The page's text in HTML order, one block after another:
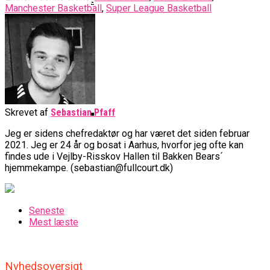
Bakken Bears Åbner FIBA Europe
Imponerede Stort I Debut I Youth
Gruppespil
Basketball Champions League
Danske Tobias Jensen Skal Møde
Portland Trail Blazers I NBA-
Kamp
Vanvittigt Overtidsdrama Mod
Medie: Lebron James Vil Stå I
Spidsen For USA Ved OL 2024
Basketligaen
Medlemstal I Dansk Basket Boomer:
Fremgang For 12. År I Træk
Manchester Basketball, Super League Basketball
Skrevet af Sebastian Pfaff
Jeg er sidens chefredaktør og har været det siden februar
2021. Jeg er 24 år og bosat i Aarhus, hvorfor jeg ofte kan
findes ude i Vejlby-Risskov Hallen til Bakken Bears´
hjemmekampe. (sebastian@fullcourt.dk)
Seneste
Mest læste
Nyhedsoversigt